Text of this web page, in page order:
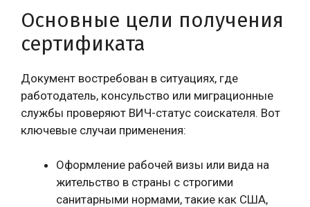
Основные цели получения
сертификата
Документ востребован в ситуациях, где
работодатель, консульство или миграционные
службы проверяют ВИЧ-статус соискателя. Вот
ключевые случаи применения:
Оформление рабочей визы или вида на
жительство в страны с строгими
санитарными нормами, такие как США,